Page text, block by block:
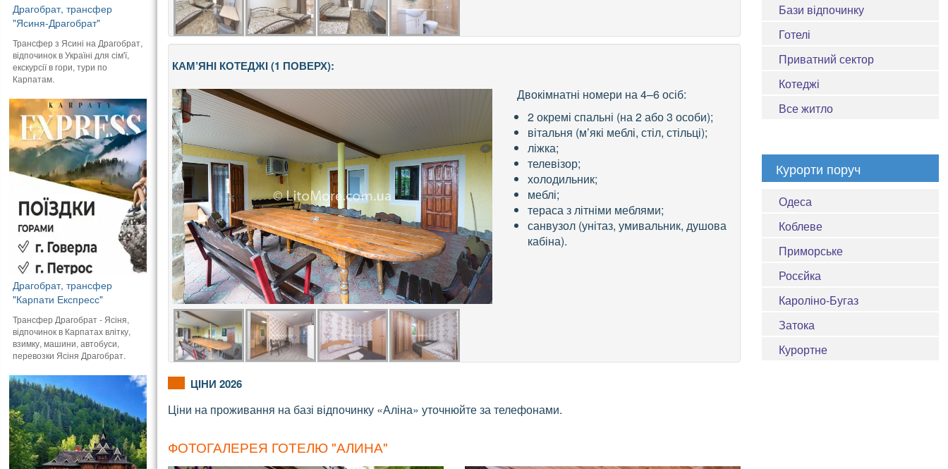
КАМ’ЯНІ КОТЕДЖІ (1 ПОВЕРХ):
Двокімнатні номери на 4–6 осіб:
2 окремі спальні (на 2 або 3 особи);
вітальня (м’які меблі, стіл, стільці);
ліжка;
телевізор;
холодильник;
меблі;
тераса з літніми меблями;
санвузол (унітаз, умивальник, душова
кабіна).
ЦІНИ 2026
Ціни на проживання на базі відпочинку «Аліна» уточнюйте за телефонами.
ФОТОГАЛЕРЕЯ ГОТЕЛЮ "АЛИНА"
Бази відпочинку
Готелі
Приватний сектор
Котеджі
Все житло
Курорти поруч
Одеса
Коблеве
Приморське
Росєйка
Кароліно-Бугаз
Затока
Курортне
Драгобрат, трансфер
"Ясиня-Драгобрат"
Трансфер з Ясині на Драгобрат,
відпочинок в Україні для сім'ї,
екскурсії в гори, тури по
Карпатам.
Драгобрат, трансфер
"Карпати Експресс"
Трансфер Драгобрат - Ясіня,
відпочинок в Карпатах влітку,
взимку, машини, автобуси,
перевозки Ясіня Драгобрат.